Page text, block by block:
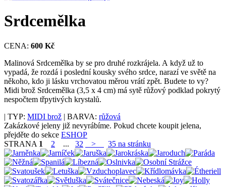
Srdcemělka
CENA: 600 Kč
Malinová Srdcemělka by se pro druhé rozkrájela. A když už to
vypadá, že rozdá i poslední kousky svého srdce, narazí ve světě na
někoho, kdo ji lásku vrchovatou měrou vrátí zpět. Budete to vy?
Midi brož Srdcemělka (3,5 x 4 cm) má sytě růžový podklad pokrytý
nespočtem třpytivých krystalů.
| TYP: MIDI brož | BARVA: růžová
Zakázkové jeleny již nevyrábíme. Pokud chcete koupit jelena,
přejděte do sekce ESHOP
STRANA 1 2 ... 32 > 35 na stránku